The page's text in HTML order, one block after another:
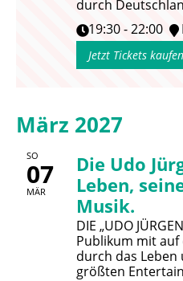
durch
19:30 - 22:00
Jetzt Tickets kaufen
März 2027
SO
07
MÄR
Die Udo
Leben,
Musik.
DIE „UDO
Publikum mit auf
durch das Leben
größten